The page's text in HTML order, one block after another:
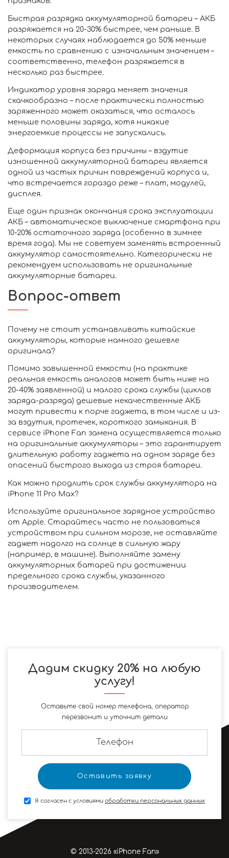
Быстрая разрядка аккумуляторной батареи – АКБ
разряжается на 20-30% быстрее, чем раньше. В
некоторых случаях наблюдается до 50% меньше
емкость по сравнению с изначальным значением –
соответственно, телефон разряжается в
несколько раз быстрее.
Индикатор уровня заряда меняет значения
скачкообразно – после практически полностью
заряженного может оказаться, что осталось
меньше половины заряда, хотя никакие
энергоемкие процессы не запускались.
Деформация корпуса без причины – вздутие
изношенной аккумуляторной батареи является
одной из частых причин повреждений корпуса и,
что встречается гораздо реже – плат, модулей,
дисплея.
Еще один признак окончания срока эксплуатации
АКБ – автоматическое выключение смартфона при
10-20% остаточного заряда (особенно в зимнее
время года). Мы не советуем заменять встроенный
аккумулятор самостоятельно. Категорически не
рекомендуем использовать не оригинальные
аккумуляторные батареи.
Вопрос-ответ
Почему не стоит устанавливать китайские
аккумуляторы, которые намного дешевле
оригинала?
Помимо завышенной емкости (на практике
реальная емкость аналогов может быть ниже на
20-40% заявленной) и малого срока службы (циклов
заряда-разряда) дешевые некачественные АКБ
могут привести к порче гаджета, в том числе и из-
за вздутия, протечек, короткого замыкания. В
сервисе iPhone Fan замена осуществляется только
на оригинальные аккумуляторы – это гарантирует
длительную работу гаджета на одном заряде без
опасений быстрого выхода из строя батареи.
Как можно продлить срок службы аккумулятора на
iPhone 11 Pro Max?
Используйте оригинальное зарядное устройство
от Apple. Старайтесь часто не пользоваться
устройством при сильном морозе, не оставляйте
гаджет надолго на солнце в сильную жару
(например, в машине). Выполняйте замену
аккумуляторных батарей при достижении
предельного срока службы, указанного
производителем.
Дадим скидку 20% на любую
услугу!
Оставьте свой номер телефона, оператор
перезвонит и уточнит детали
Я согласен с условиями обработки персональных данных
© 2013-2026 «iPhone Fan»